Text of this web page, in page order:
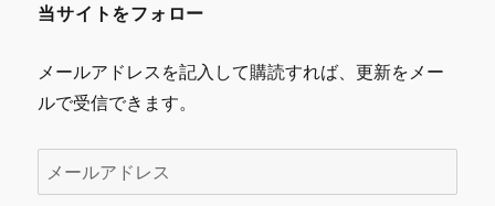
当サイトをフォロー
メールアドレスを記入して購読すれば、更新をメー
ルで受信できます。
ー